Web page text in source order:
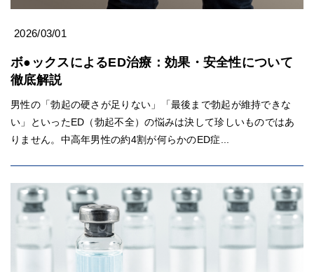
2026/03/01
ボ●ックスによるED治療：効果・安全性について
徹底解説
男性の「勃起の硬さが足りない」「最後まで勃起が維持できな
い」といったED（勃起不全）の悩みは決して珍しいものではあ
りません。中高年男性の約4割が何らかのED症...